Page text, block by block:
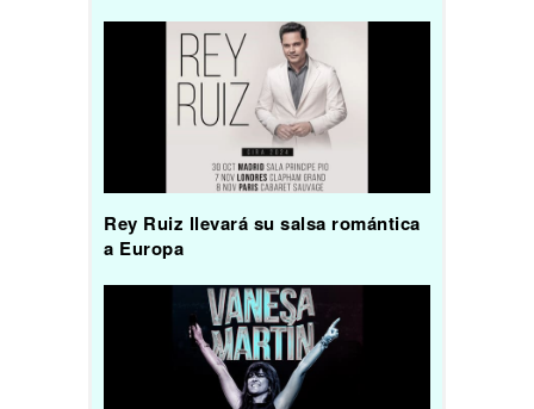
Rey Ruiz llevará su salsa romántica
a Europa